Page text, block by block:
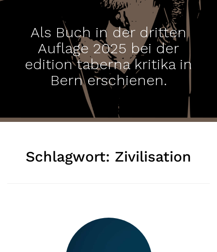
Als Buch in der dritten
Auflage 2025 bei der
edition taberna kritika in
Bern erschienen.
Schlagwort: Zivilisation